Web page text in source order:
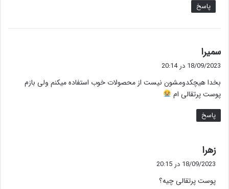
پاسخ
سمیرا
ف
:
18/09/2023 در 20:14
بخدا هیچکدومشون نیست از محصولات خوب استفاده میکنم ولی بازم
پوست پرتقالی ام
پاسخ
زهرا
ف
:
18/09/2023 در 20:15
پوست پرتقالی چیه؟